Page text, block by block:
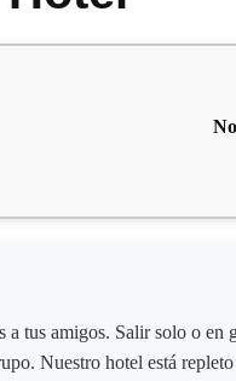
tus amigos. Salir solo o
Nuestro hotel está